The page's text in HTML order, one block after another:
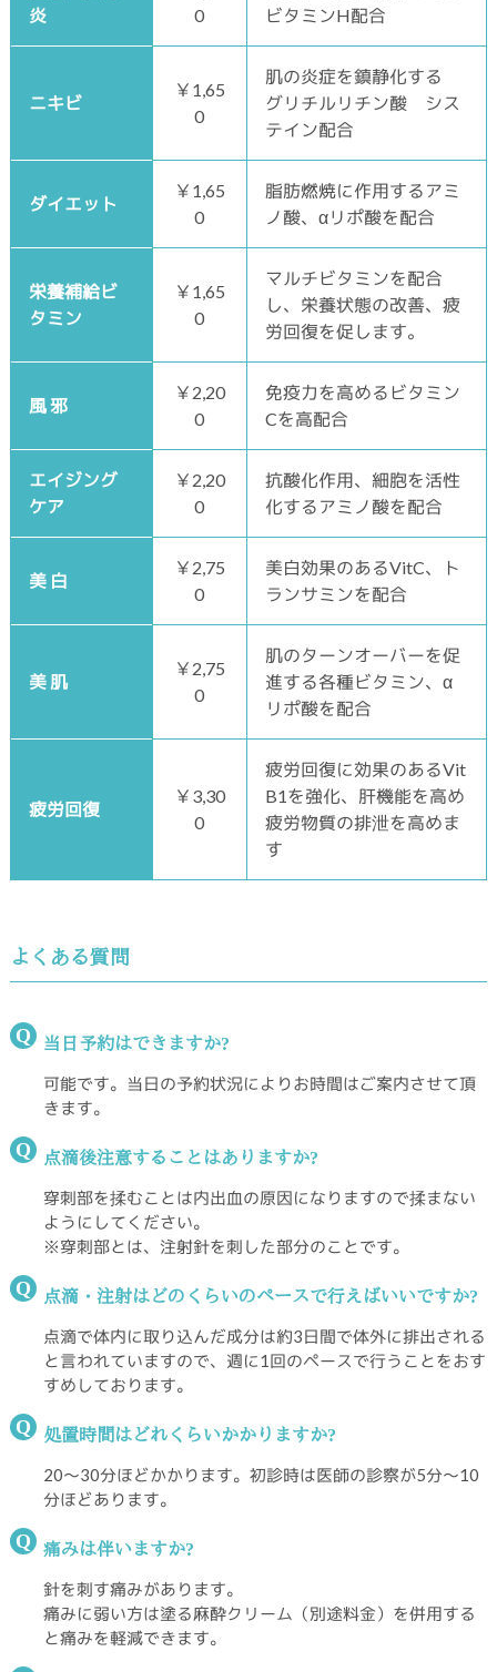
炎
0
ビタミンH配合
ニキビ
￥1,65
0
肌の炎症を鎮静化する
グリチルリチン酸 シス
テイン配合
ダイエット
￥1,65
0
脂肪燃焼に作用するアミ
ノ酸、αリポ酸を配合
栄養補給ビ
タミン
￥1,65
0
マルチビタミンを配合
し、栄養状態の改善、疲
労回復を促します。
風 邪
￥2,20
0
免疫力を高めるビタミン
Cを高配合
エイジング
ケア
￥2,20
0
抗酸化作用、細胞を活性
化するアミノ酸を配合
美 白
￥2,75
0
美白効果のあるVitC、ト
ランサミンを配合
美 肌
￥2,75
0
肌のターンオーバーを促
進する各種ビタミン、α
リポ酸を配合
疲労回復
￥3,30
0
疲労回復に効果のあるVit
B1を強化、肝機能を高め
疲労物質の排泄を高めま
す
よくある質問
Q 当日予約はできますか?
可能です。当日の予約状況によりお時間はご案内させて頂
きます。
Q 点滴後注意することはありますか?
穿刺部を揉むことは内出血の原因になりますので揉まない
ようにしてください。
※穿刺部とは、注射針を刺した部分のことです。
Q 点滴・注射はどのくらいのペースで行えばいいですか?
点滴で体内に取り込んだ成分は約3日間で体外に排出される
と言われていますので、週に1回のペースで行うことをおす
すめしております。
Q 処置時間はどれくらいかかりますか?
20～30分ほどかかります。初診時は医師の診察が5分～10
分ほどあります。
Q 痛みは伴いますか?
針を刺す痛みがあります。
痛みに弱い方は塗る麻酔クリーム（別途料金）を併用する
と痛みを軽減できます。